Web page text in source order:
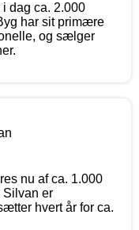
dag ca. 2.000
har sit primære
og sælger
nu af ca. 1.000
Silvan er
hvert år for ca.